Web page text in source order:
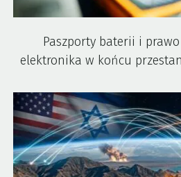
Paszporty baterii i
elektronika w końcu